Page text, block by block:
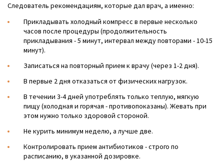
Следователь рекомендациям, которые дал врач, а именно:
Прикладывать холодный компресс в первые несколько
часов после процедуры (продолжительность
прикладывания - 5 минут, интервал между повторами - 10-15
минут).
Записаться на повторный прием к врачу (через 1-2 дня).
В первые 2 дня отказаться от физических нагрузок.
В течении 3-4 дней употреблять только теплую, мягкую
пищу (холодная и горячая - противопоказаны). Жевать при
этом нужно только здоровой стороной.
Не курить минимум неделю, а лучше две.
Контролировать прием антибиотиков - строго по
расписанию, в указанной дозировке.